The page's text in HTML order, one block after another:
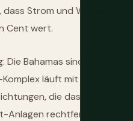
Strom und WiFi nicht
Cent wert.
Bahamas sind teuer.
läuft mit US-
die das
rechtfertigen.